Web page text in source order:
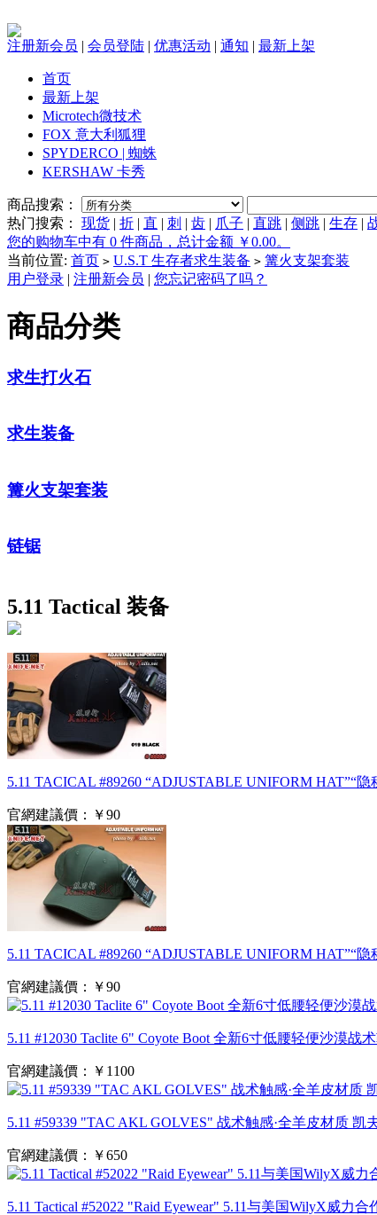
注册新会员 | 会员登陆 | 优惠活动 | 通知 | 最新上架
首页
最新上架
Microtech微技术
FOX 意大利狐狸
SPYDERCO | 蜘蛛
KERSHAW 卡秀
商品搜索：
热门搜索：
现货 | 折 | 直 | 刺 | 齿 | 爪子 | 直跳 | 侧跳 | 生存 |
您的购物车中有 0 件商品，总计金额 ￥0.00。
当前位置: 首页 > U.S.T 生存者求生装备 > 篝火支架套装
用户登录 | 注册新会员 | 您忘记密码了吗？
商品分类
求生打火石
求生装备
篝火支架套装
链锯
5.11 Tactical 装备
5.11 TACICAL #89260 “ADJUSTABLE UNIFORM HAT”“
官網建議價： ￥90
5.11 TACICAL #89260 “ADJUSTABLE UNIFORM HAT”“
官網建議價： ￥90
5.11 #12030 Taclite 6" Coyote Boot 全新6寸低腰轻便沙漠战术
官網建議價： ￥1100
5.11 #59339 "TAC AKL GOLVES" 战术触感·全羊皮材质 凯
官網建議價： ￥650
5.11 Tactical #52022 "Raid Eyewear" 5.11与美国WilyX威力